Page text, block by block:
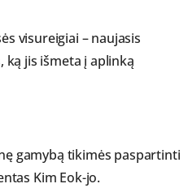
visureigiai – naujasis
ką jis išmeta į aplinką
gamybą tikimės paspartinti
Kim Eok-jo.